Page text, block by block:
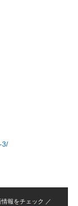
3/
情報をチェック ／